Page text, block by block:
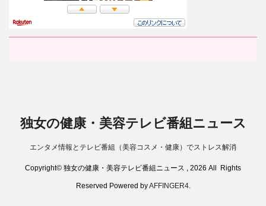
独女の健康・美容テレビ番組ニュース
エンタメ情報とテレビ番組（美容コスメ・健康）でストレス解消
Copyright© 独女の健康・美容テレビ番組ニュース , 2026 All Rights
Reserved Powered byAFFINGER4.